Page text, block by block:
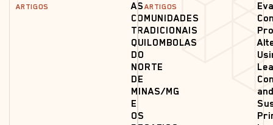
ARTIGOS
AS
COMUNIDADES
TRADICIONAIS
QUILOMBOLAS
DO
NORTE
DE
MINAS/MG
E
OS
ARTIGOS
and